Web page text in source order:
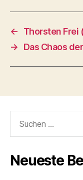
←
Thorsten Frei
→
Das Chaos
nach:
Neueste